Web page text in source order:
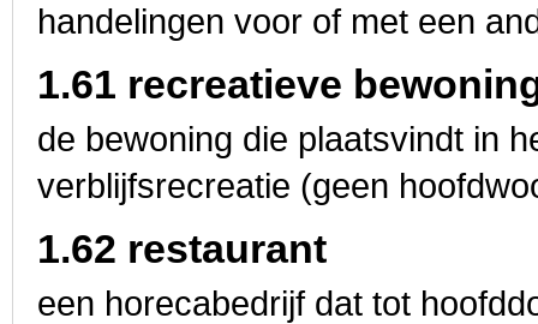
handelingen voor of met een
1.61 recreatieve
de bewoning die plaatsvindt in
verblijfsrecreatie (geen
1.62 restaurant
een horecabedrijf dat tot